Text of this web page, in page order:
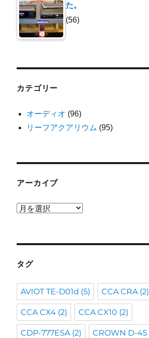
た。
(56)
カテゴリー
オーディオ (96)
リーフアクアリウム (95)
アーカイブ
ア
ブ
タグ
AVIOT TE-D01d (5) CCA CRA(2)
CCA CX4 (2) CCA CX10 (2)
CDP-777ESA(2) CROWN D-45